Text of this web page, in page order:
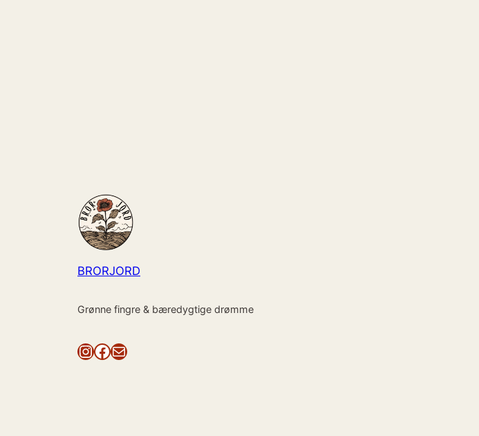
BRORJORD
Grønne fingre & bæredygtige drømme
InstagramFacebook Mail